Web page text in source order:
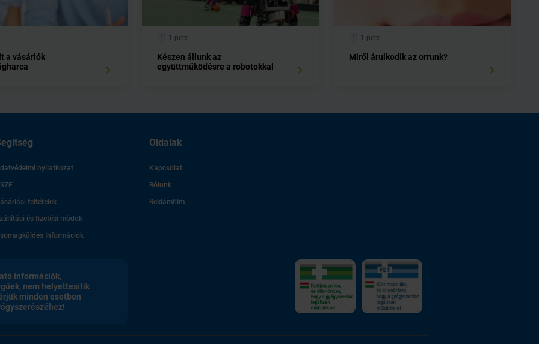
a vásárlók
1 perc
Készen állunk az
együttműködésre a robotokkal
1 perc
Miről árulkodik az orrunk?
nyilatkozat
feltételek
és fizetési módok
Információk
Oldalak
Kapcsolat
Rólunk
Reklámfilm
információk,
nem helyettesítik
minden esetben